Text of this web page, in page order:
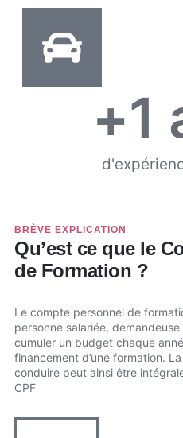
+1
BRÈVE EXPLICATION
Qu’est ce que le
de Formation ?
Le compte personnel de
personne salariée,
cumuler un budget chaque
financement d’une formation.
conduire peut ainsi être
CPF